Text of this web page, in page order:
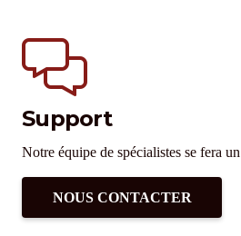
Support
Notre équipe de spécialistes se fera
NOUS CONTACTER